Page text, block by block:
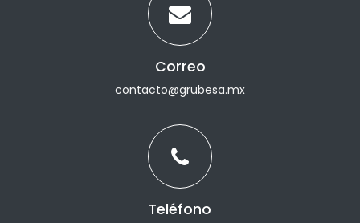
Correo
contacto@grubesa.mx
Teléfono